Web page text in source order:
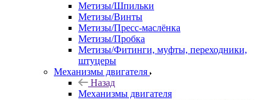
Метизы/Шпильки
Метизы/Винты
Метизы/Пресс-маслёнка
Метизы/Пробка
Метизы/Фитинги, муфты, переходники,
штуцеры
Механизмы двигателя
Назад
Механизмы двигателя